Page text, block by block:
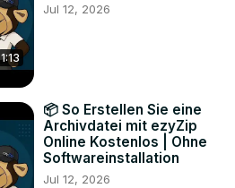
1:13
Jul 12, 2026
📦 So Erstellen Sie eine
Archivdatei mit ezyZip
Online Kostenlos | Ohne
Softwareinstallation
Jul 12, 2026